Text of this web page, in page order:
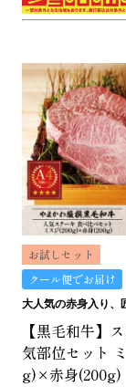
お試しセット
クール便でお届け
【黒毛和牛】
気部位セット
g)×赤身(200g)